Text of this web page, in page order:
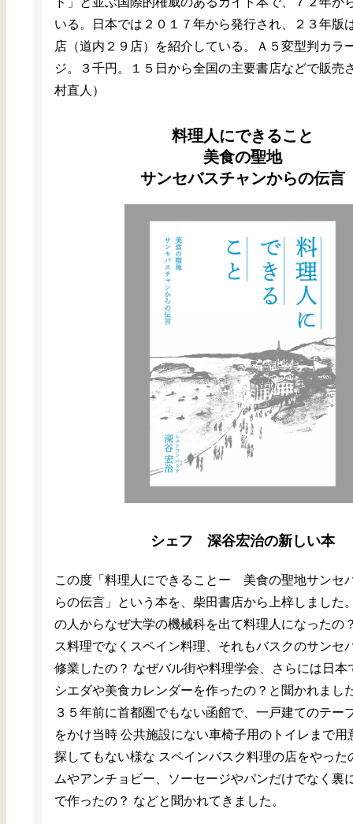
いる。日本では２０１７年から発行され、２３年版
店（道内２９店）を紹介している。Ａ５変型判カラ
ジ。３千円。１５日から全国の主要書店などで販売
村直人）
料理人にできること
美食の聖地
サンセバスチャンからの伝言
シェフ 深谷宏治の新しい本
この度「料理人にできることー 美食の聖地サンセ
らの伝言」という本を、柴田書店から上梓しました
の人からなぜ大学の機械科を出て料理人になったの
ス料理でなくスペイン料理、それもバスクのサンセ
修業したの？ なぜバル街や料理学会、さらには日本
シエダや美食カレンダーを作ったの？と聞かれまし
３５年前に首都圏でもない函館で、一戸建てのテー
をかけ当時 公共施設にない車椅子用のトイレまで用
探してもない様な スペインバスク料理の店をやった
ムやアンチョビー、ソーセージやパンだけでなく裏
で作ったの？ などと聞かれてきました。